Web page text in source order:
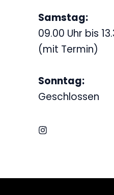
Samstag:
09.00 Uhr bis
(mit Termin)
Sonntag:
Geschlossen